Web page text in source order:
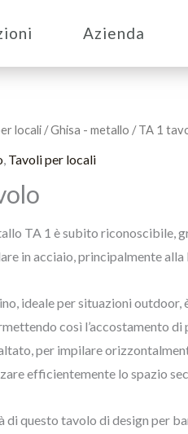
Azienda
locali /Ghisa - metallo / TA 1
Tavoli per locali
TA 1 è subito riconoscibile,
in acciaio, principalmente alla
ideale per situazioni outdoor,
così l’accostamento di
per impilare
efficientemente lo spazio
di questo tavolo di design per